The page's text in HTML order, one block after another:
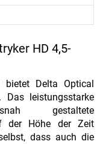
HD 4,5-
Delta Optical
leistungsstarke
gestaltete
der Höhe der Zeit
dass auch die